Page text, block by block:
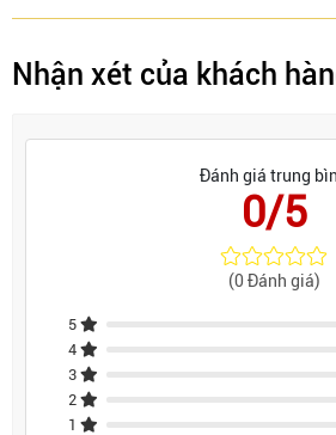
Nhận xét của khách
Đánh giá trung
0/5
(0 Đánh giá)
5
4
3
2
1